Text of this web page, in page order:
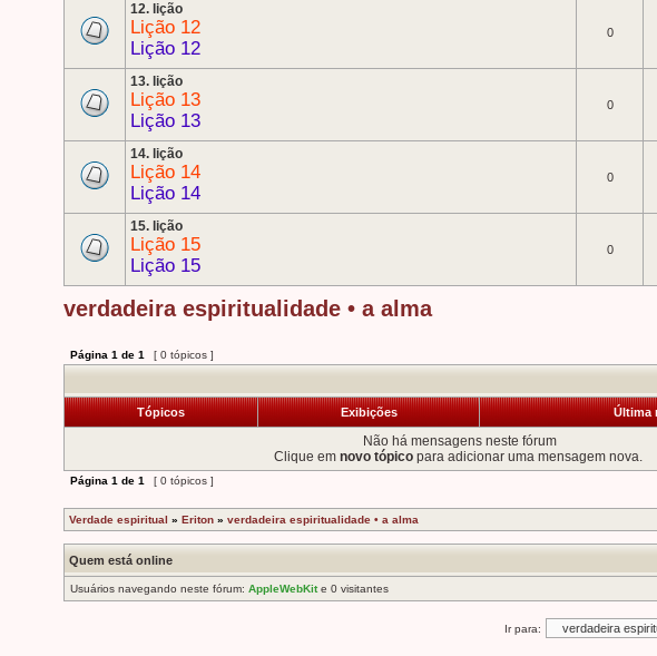
12. lição
Lição 12
Lição 12
0
13. lição
Lição 13
Lição 13
0
14. lição
Lição 14
Lição 14
0
15. lição
Lição 15
Lição 15
0
verdadeira espiritualidade • a alma
Página 1 de 1 [ 0 tópicos ]
Tópicos Exibições Última
Não há mensagens neste fórum
Clique em novo tópico para adicionar uma mensagem nova.
Página 1 de 1 [ 0 tópicos ]
Verdade espiritual » Eriton » verdadeira espiritualidade • a alma
Quem está online
Usuários navegando neste fórum: AppleWebKite 0 visitantes
Ir para: